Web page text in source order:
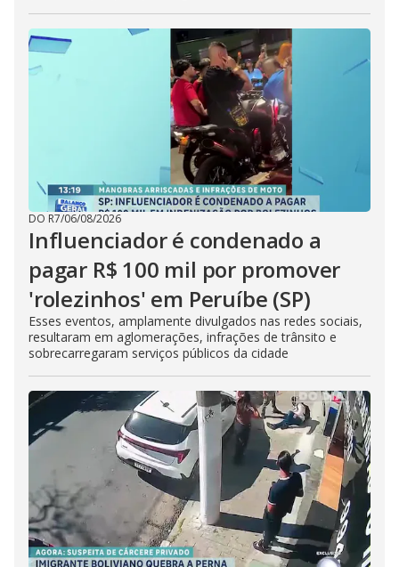
DO R7/06/08/2026
Influenciador é condenado a
pagar R$ 100 mil por promover
'rolezinhos' em Peruíbe (SP)
Esses eventos, amplamente divulgados nas redes sociais,
resultaram em aglomerações, infrações de trânsito e
sobrecarregaram serviços públicos da cidade